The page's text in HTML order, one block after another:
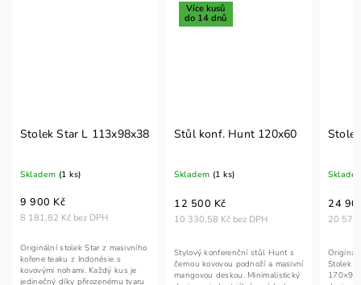
Stolek Star L 113x98x38
Skladem (1 ks)
8 181,82 Kč bez DPH
9 900 Kč
Originální stolek Star z masivního
kořene teaku z Indonésie s
kovovými nohami. Každý kus je
jedinečný díky přirozenému tvaru
Více kusů
do 14 dnů
Stůl konf. Hunt 120x60
Skladem (1 ks)
10 330,58 Kč bez DPH
12 500 Kč
Stylový konferenční stůl Hunt s
černou kovovou podnoží a masivní
mangovou deskou. Minimalistický
20
24
Stolek